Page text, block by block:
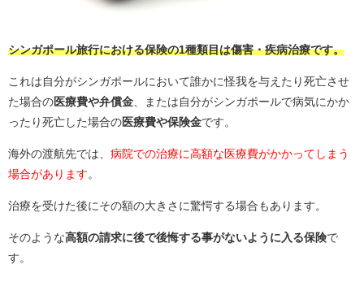
シンガポール旅行における保険の1種類目は傷害・疾病治療です。
これは自分がシンガポールにおいて誰かに怪我を与えたり死亡させ
た場合の医療費や弁償金 、または自分がシンガポールで病気にかか
ったり死亡した場合の医療費や保険金です。
海外の渡航先では、 病院での治療に高額な医療費がかかってしまう
場合があります
治療を受けた後にその額の大きさに驚愕する場合もあります。
そのような高額の請求に後で後悔する事がないように入る保険で
す。